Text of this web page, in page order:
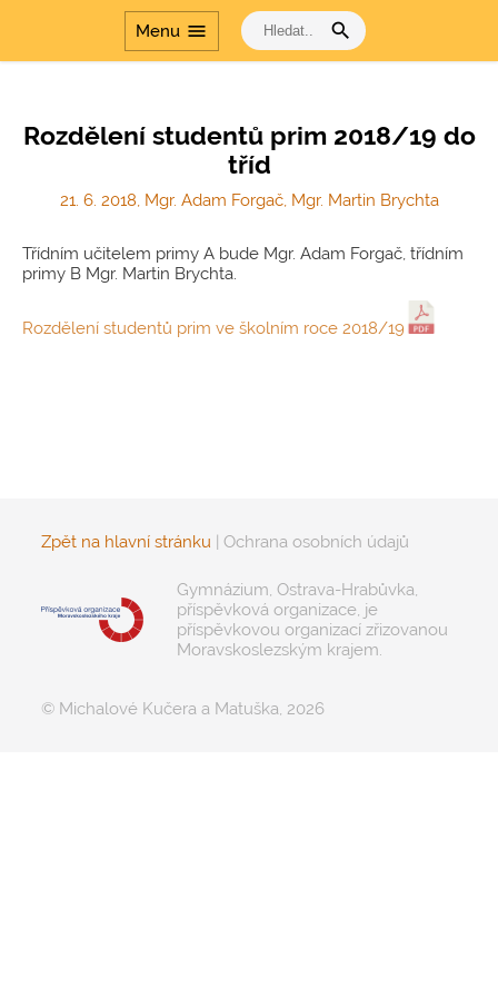
Menu menu search
laboratoře v
gymnáziích
profesnímu rozvoji
Dvakrát měř a jednou
Cesta dějinami a Cesta
Rozdělení studentů prim 2018/19 do
tříd
21. 6. 2018, Mgr. Adam Forgač, Mgr. Martin Brychta
Třídním učitelem primy A bude Mgr. Adam Forgač, třídním
primy B Mgr. Martin Brychta.
Rozdělení studentů prim ve školním roce 2018/19
Zpět na hlavní stránku | Ochrana osobních údajů
Gymnázium, Ostrava-Hrabůvka,
příspěvková organizace, je
příspěvkovou organizací zřizovanou
Moravskoslezským krajem.
© Michalové Kučera a Matuška, 2026